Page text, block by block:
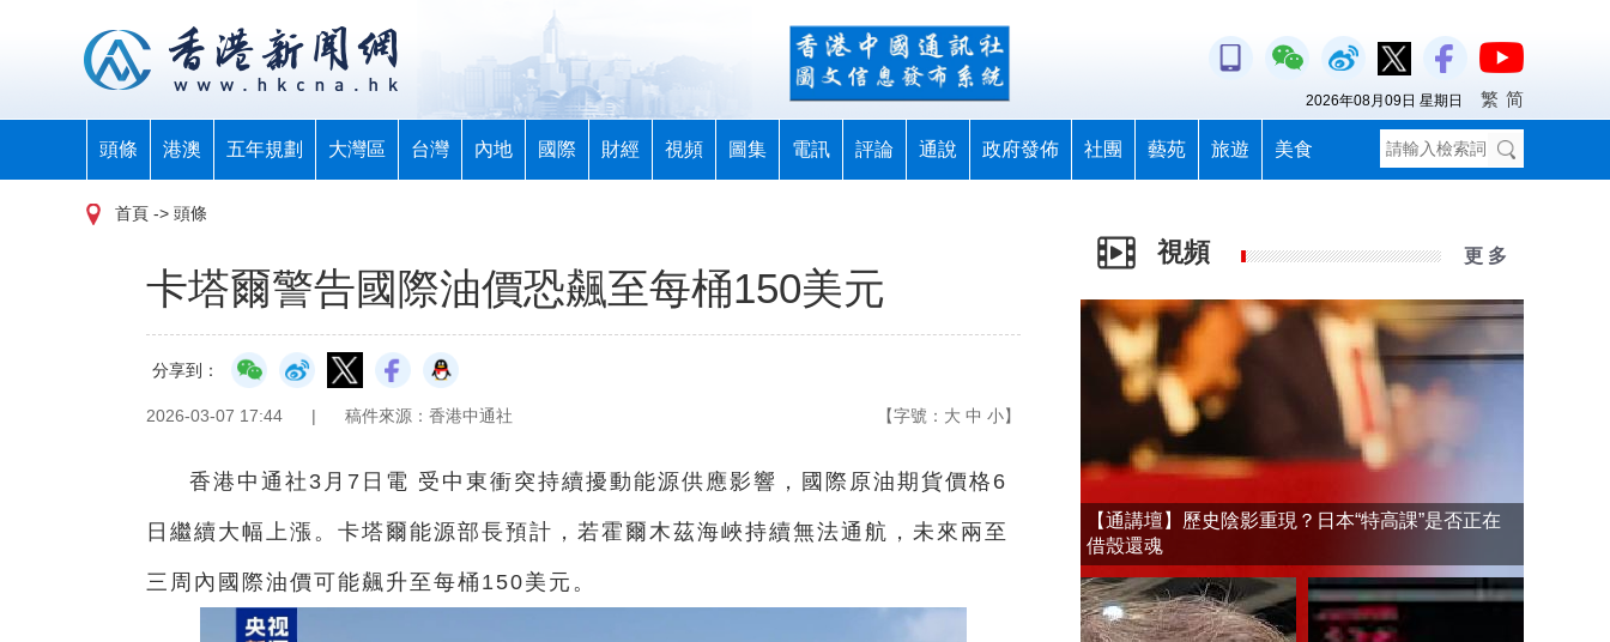
頭條 港澳 五年規劃 大灣區 台灣 內地 國際 財經 視頻 圖集 電訊 評論 通說 政府發佈 社團 藝苑 旅遊 美食
2026年08月09日 星期日 繁 简
首頁 -> 頭條
卡塔爾警告國際油價恐飆至每桶150美元
分享到：
2026-03-07 17:44 | 稿件來源：香港中通社 【字號： 大 中 小】
香港中通社3月7日電 受中東衝突持續擾動能源供應影響，國際原油期貨價格6
日繼續大幅上漲。卡塔爾能源部長預計，若霍爾木茲海峽持續無法通航，未來兩至
三周內國際油價可能飆升至每桶150美元。
視頻 更 多
【通講壇】歷史陰影重現？日本“特高課”是否正在
借殼還魂